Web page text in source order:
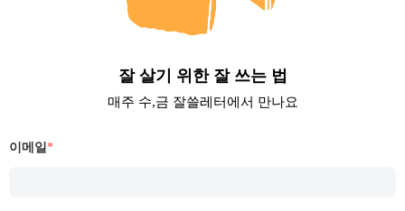
잘 살기 위한 잘 쓰는 법
매주 수,금 잘쓸레터에서 만나요
이메일*